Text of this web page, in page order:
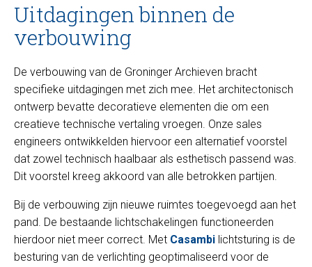
Uitdagingen binnen de
verbouwing
De verbouwing van de Groninger Archieven bracht
specifieke uitdagingen met zich mee. Het architectonisch
ontwerp bevatte decoratieve elementen die om een
creatieve technische vertaling vroegen. Onze sales
engineers ontwikkelden hiervoor een alternatief voorstel
dat zowel technisch haalbaar als esthetisch passend was.
Dit voorstel kreeg akkoord van alle betrokken partijen.
Bij de verbouwing zijn nieuwe ruimtes toegevoegd aan het
pand. De bestaande lichtschakelingen functioneerden
hierdoor niet meer correct. Met Casambi lichtsturing is de
besturing van de verlichting geoptimaliseerd voor de